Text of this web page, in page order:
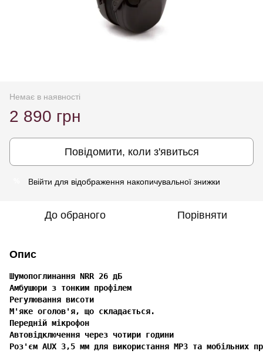
Немає в наявності
2 890 грн
Повідомити, коли з'явиться
Ввійти для відображення накопичувальної знижки
До обраного Порівняти
Опис
Шумопоглинання NRR 26 дБ
Амбушюри з тонким профілем
Регулювання висоти
М'яке оголов'я, що складається.
Передній мікрофон
Автовідключення через чотири години
Роз'єм AUX 3,5 мм для використання MP3 та мобільних